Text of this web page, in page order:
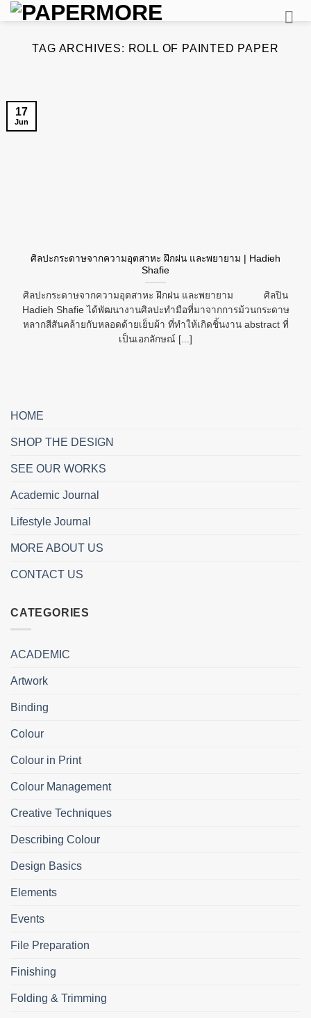
Skip
contentTAG ARCHIVES: ROLL OF PAINTED PAPER
ศิลปะกระดาษจากความอุตสาหะ ฝึกฝน และพยายาม | Hadieh
Shafie
ศิลปะกระดาษจากความอุตสาหะ ฝึกฝน และพยายาม ศิลปิน
Hadieh Shafie ได้พัฒนางานศิลปะทำมือที่มาจากการม้วนกระดาษ
หลากสีสันคล้ายกับหลอดด้ายเย็บผ้า ที่ทำให้เกิดชิ้นงาน abstract ที่
เป็นเอกลักษณ์ [...]
17
Jun
HOME
SHOP THE DESIGN
SEE OUR WORKS
Academic Journal
Lifestyle Journal
MORE ABOUT US
CONTACT US
CATEGORIES
ACADEMIC
Artwork
Binding
Colour
Colour in Print
Colour Management
Creative Techniques
Describing Colour
Design Basics
Elements
Events
File Preparation
Finishing
Folding & Trimming